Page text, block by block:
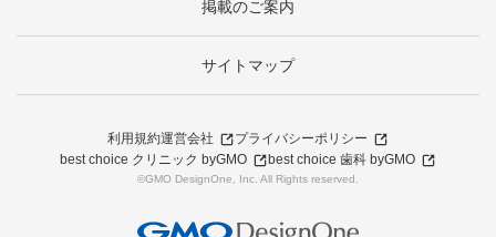
掲載のご案内
サイトマップ
利用規約運営会社
プライバシーポリシー
best choice クリニック byGMO
best choice 歯科 byGMO
©GMO DesignOne, Inc. All Rights reserved.